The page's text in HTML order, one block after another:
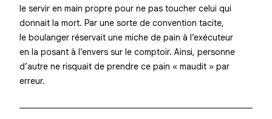
le servir en main propre pour ne pas toucher celui qui
donnait la mort. Par une sorte de convention tacite,
le boulanger réservait une miche de pain à l’exécuteur
en la posant à l’envers sur le comptoir. Ainsi, personne
d’autre ne risquait de prendre ce pain « maudit » par
erreur.